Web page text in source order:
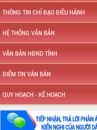
THÔNG TIN CHỈ ĐẠO ĐIỀU HÀNH
HỆ THỐNG VĂN BẢN
VĂN BẢN HĐND TỈNH
ĐIỂM TIN VĂN BẢN
QUY HOẠCH - KẾ HOẠCH